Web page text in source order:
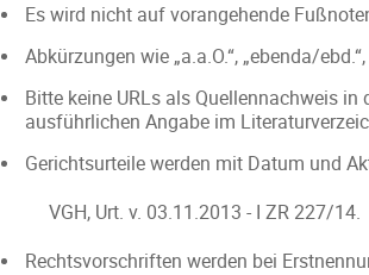
Es wird nicht auf vorangehende
Abkürzungen wie „a.a.O.“, „ebenda/
Bitte keine URLs als Quellennachweis
ausführlichen Angabe im
Gerichtsurteile werden mit Datum und
VGH, Urt. v. 03.11.2013 - I ZR 227/14.
Rechtsvorschriften werden bei